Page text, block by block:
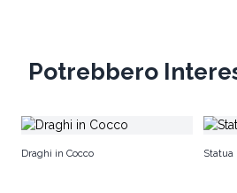
Potrebbero
Draghi in Cocco Statua